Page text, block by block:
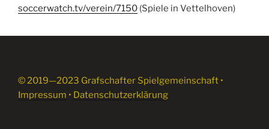
soccerwatch.tv/verein/7150 (Spiele in Vettelhoven)
© 2019—2023 Grafschafter Spielgemeinschaft •
Impressum • Datenschutzerklärung